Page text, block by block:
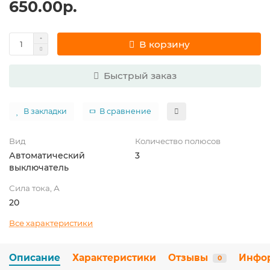
650.00р.
В корзину
Быстрый заказ
В закладки В сравнение
Вид
Автоматический
выключатель
Количество полюсов
3
Сила тока, А
20
Все характеристики
Описание Характеристики Отзывы 0